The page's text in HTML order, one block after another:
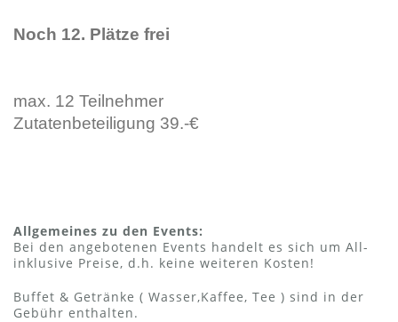
Noch 12. Plätze frei
max. 12 Teilnehmer
Zutatenbeteiligung 39.-€
Allgemeines zu den Events:
Bei den angebotenen Events handelt es sich um All-
inklusive Preise, d.h. keine weiteren Kosten!
Buffet & Getränke ( Wasser,Kaffee, Tee ) sind in der
Gebühr enthalten.